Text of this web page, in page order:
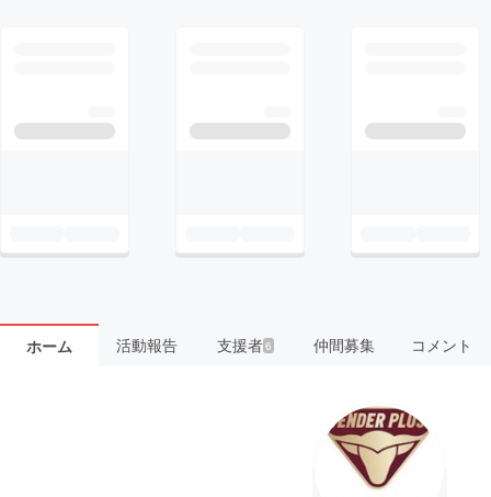
ホーム 活動報告 支援者6 仲間募集 コメント